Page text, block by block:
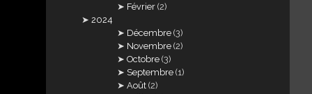
Février (2)
2024
Décembre (3)
Novembre (2)
Octobre (3)
Septembre (1)
Août (2)